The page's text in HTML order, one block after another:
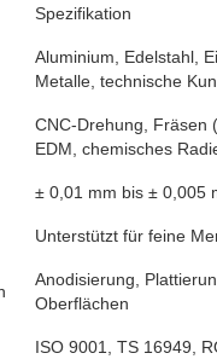
Spezifikation
Aluminium, Edelstahl,
Metalle, technische
CNC-Drehung, Fräsen
EDM, chemisches
± 0,01 mm bis ± 0,005
Unterstützt für feine
Anodisierung,
Oberflächen
ISO 9001, TS 16949,